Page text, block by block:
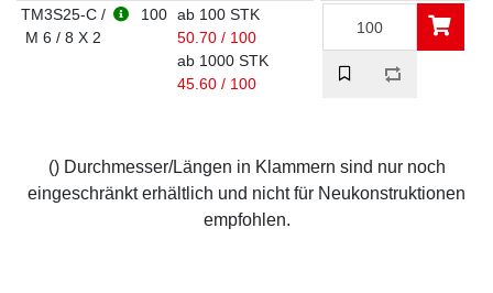
TM3S25-C /
M 6 / 8 X 2
100 ab 100 STK
50.70 / 100
ab 1000 STK
45.60 / 100
() Durchmesser/Längen in Klammern sind nur noch
eingeschränkt erhältlich und nicht für Neukonstruktionen
empfohlen.